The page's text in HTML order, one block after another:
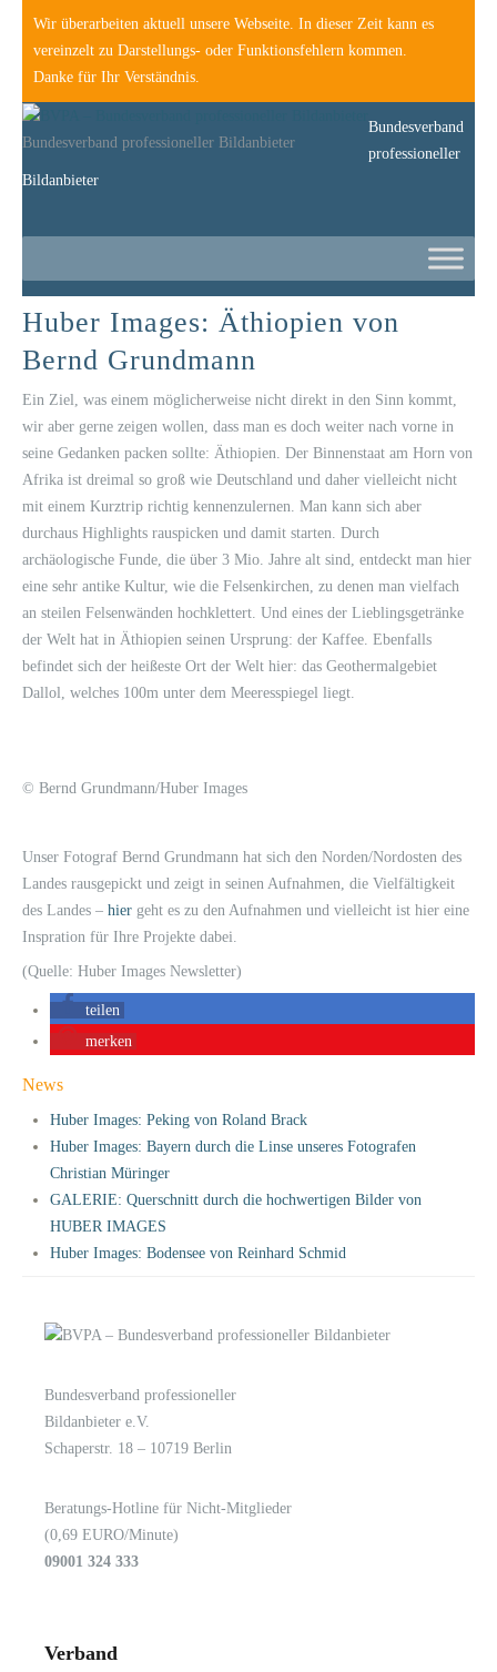
Wir überarbeiten aktuell unsere Webseite. In dieser Zeit kann es
vereinzelt zu Darstellungs- oder Funktionsfehlern kommen.
Danke für Ihr Verständnis.
Bundesverband professioneller Bildanbieter
Bundesverband
professioneller
Bildanbieter
Huber Images: Äthiopien von
Bernd Grundmann
Ein Ziel, was einem möglicherweise nicht direkt in den Sinn kommt,
wir aber gerne zeigen wollen, dass man es doch weiter nach vorne in
seine Gedanken packen sollte: Äthiopien. Der Binnenstaat am Horn von
Afrika ist dreimal so groß wie Deutschland und daher vielleicht nicht
mit einem Kurztrip richtig kennenzulernen. Man kann sich aber
durchaus Highlights rauspicken und damit starten. Durch
archäologische Funde, die über 3 Mio. Jahre alt sind, entdeckt man hier
eine sehr antike Kultur, wie die Felsenkirchen, zu denen man vielfach
an steilen Felsenwänden hochklettert. Und eines der Lieblingsgetränke
der Welt hat in Äthiopien seinen Ursprung: der Kaffee. Ebenfalls
befindet sich der heißeste Ort der Welt hier: das Geothermalgebiet
Dallol, welches 100m unter dem Meeresspiegel liegt.
© Bernd Grundmann/Huber Images
Unser Fotograf Bernd Grundmann hat sich den Norden/Nordosten des
Landes rausgepickt und zeigt in seinen Aufnahmen, die Vielfältigkeit
des Landes – hier geht es zu den Aufnahmen und vielleicht ist hier eine
Inspration für Ihre Projekte dabei.
(Quelle: Huber Images Newsletter)
teilen
merken
News
Huber Images: Peking von Roland Brack
Huber Images: Bayern durch die Linse unseres Fotografen
Christian Müringer
GALERIE: Querschnitt durch die hochwertigen Bilder von
HUBER IMAGES
Huber Images: Bodensee von Reinhard Schmid
Bundesverband professioneller
Bildanbieter e.V.
Schaperstr. 18 – 10719 Berlin
Beratungs-Hotline für Nicht-Mitglieder
(0,69 EURO/Minute)
09001 324 333
Verband